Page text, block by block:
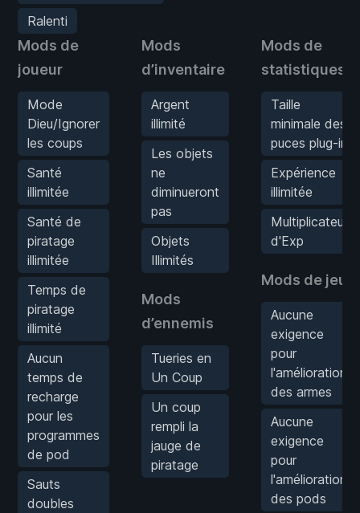
Ralenti
Mods de
joueur
Mode
Dieu/Ignorer
les coups
Santé
illimitée
Santé de
piratage
illimitée
Temps de
piratage
illimité
Aucun
temps de
recharge
pour les
programmes
de pod
Sauts
doubles
Mods
d’inventaire
Argent
illimité
Les objets
ne
diminueront
pas
Objets
Illimités
Mods
d’ennemis
Tueries en
Un Coup
Un coup
rempli la
jauge de
piratage
Mods de
statistiques
Taille
minimale des
puces plug-in
Expérience
illimitée
Multiplicateur
d'Exp
Mods de jeu
Aucune
exigence
pour
l'amélioration
des armes
Aucune
exigence
pour
l'amélioration
des pods